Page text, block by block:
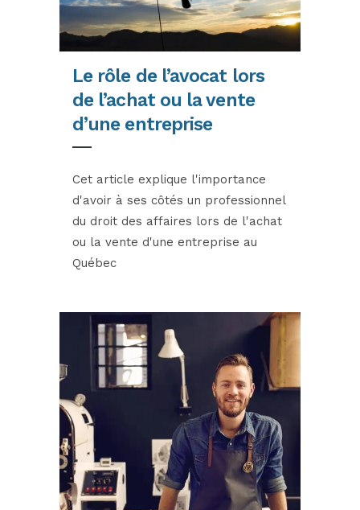
Le rôle de l’avocat lors
de l’achat ou la vente
d’une entreprise
Cet article explique l'importance
d'avoir à ses côtés un professionnel
du droit des affaires lors de l'achat
ou la vente d'une entreprise au
Québec